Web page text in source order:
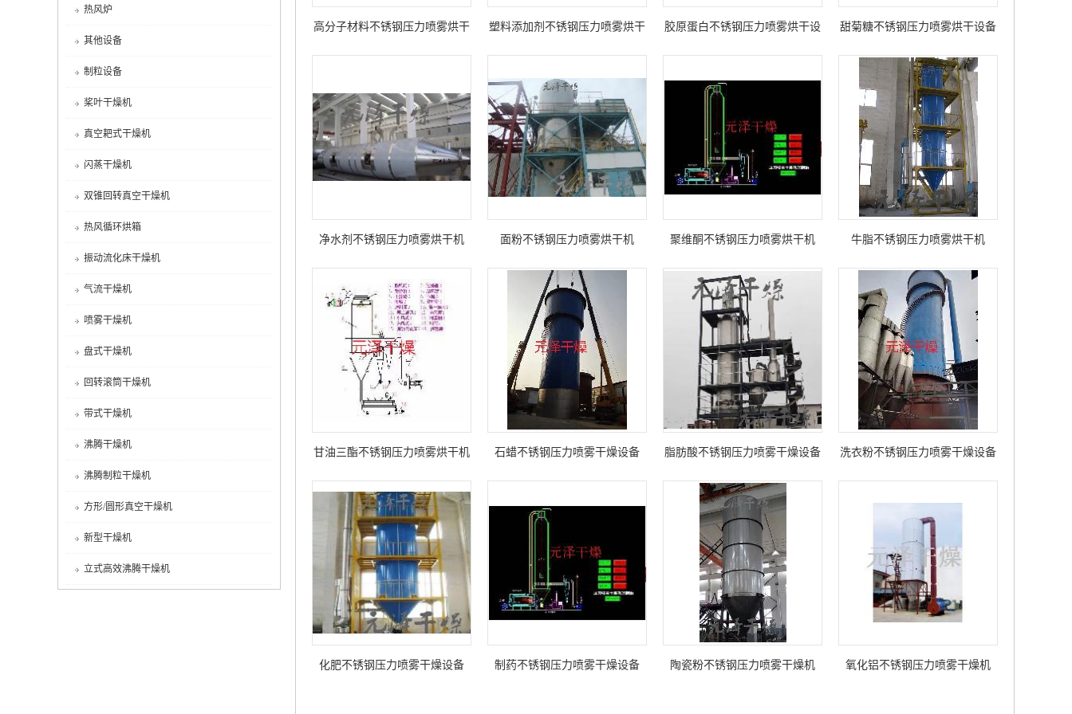
热风炉
其他设备
制粒设备
桨叶干燥机
真空耙式干燥机
闪蒸干燥机
双锥回转真空干燥机
热风循环烘箱
振动流化床干燥机
气流干燥机
喷雾干燥机
盘式干燥机
回转滚筒干燥机
带式干燥机
沸腾干燥机
沸腾制粒干燥机
方形/圆形真空干燥机
新型干燥机
立式高效沸腾干燥机
高分子材料不锈钢压力喷雾烘干
塑料添加剂不锈钢压力喷雾烘干
胶原蛋白不锈钢压力喷雾烘干设
甜菊糖不锈钢压力喷雾烘干设备
净水剂不锈钢压力喷雾烘干机 面粉不锈钢压力喷雾烘干机 聚维酮不锈钢压力喷雾烘干机 牛脂不锈钢压力喷雾烘干机
甘油三酯不锈钢压力喷雾烘干机 石蜡不锈钢压力喷雾干燥设备 脂肪酸不锈钢压力喷雾干燥设备 洗衣粉不锈钢压力喷雾干燥设备
化肥不锈钢压力喷雾干燥设备 制药不锈钢压力喷雾干燥设备 陶瓷粉不锈钢压力喷雾干燥机 氧化铝不锈钢压力喷雾干燥机